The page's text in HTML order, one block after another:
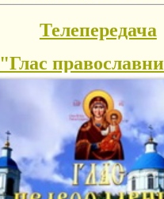
Телепередача
"Глас